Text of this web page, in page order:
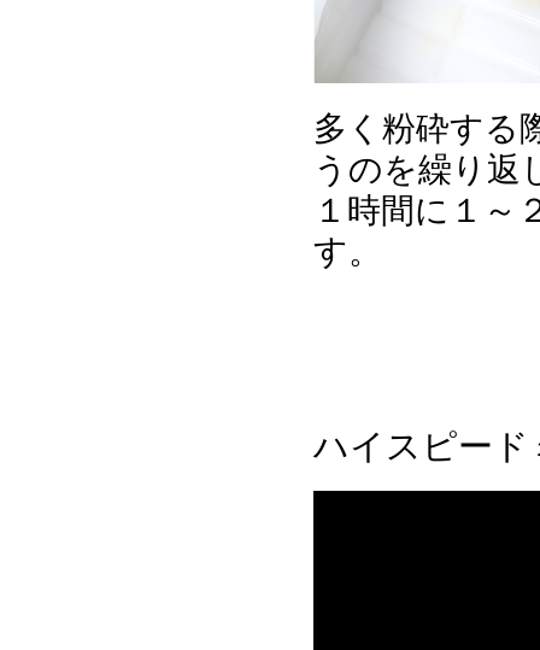
多く粉砕する
うのを繰り返
１時間に１～
す。
ハイスピード